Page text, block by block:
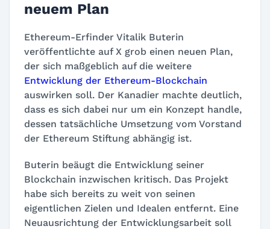
neuem Plan
Ethereum-Erfinder Vitalik Buterin
veröffentlichte auf X grob einen neuen Plan,
der sich maßgeblich auf die weitere
Entwicklung der Ethereum-Blockchain
auswirken soll. Der Kanadier machte deutlich,
dass es sich dabei nur um ein Konzept handle,
dessen tatsächliche Umsetzung vom Vorstand
der Ethereum Stiftung abhängig ist.
Buterin beäugt die Entwicklung seiner
Blockchain inzwischen kritisch. Das Projekt
habe sich bereits zu weit von seinen
eigentlichen Zielen und Idealen entfernt. Eine
Neuausrichtung der Entwicklungsarbeit soll